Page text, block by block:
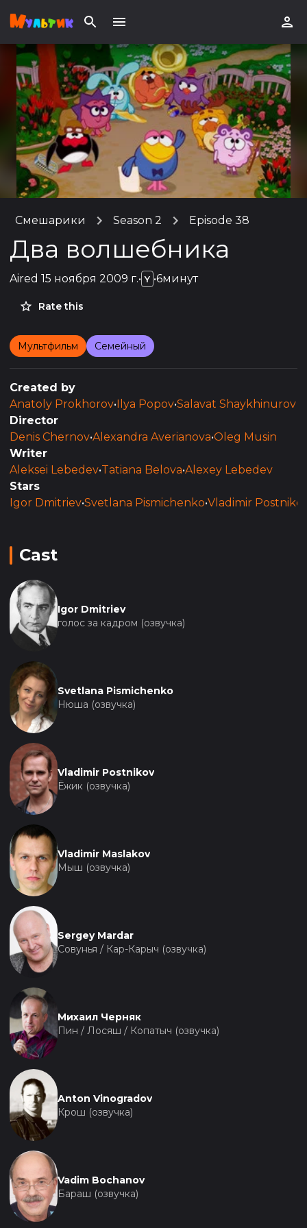
Смешарики Season 2 Episode 38
Два волшебника
Aired 15 ноября 2009 г.• Y •6минут
Rate this
Мультфильм Семейный
Created by
Anatoly Prokhorov• Ilya Popov•Salavat Shaykhinurov
Director
Denis Chernov•Alexandra Averianova•Oleg Musin
Writer
Aleksei Lebedev•Tatiana Belova•Alexey Lebedev
Stars
Igor Dmitriev•Svetlana Pismichenko•Vladimir
Cast
Igor Dmitriev
голос за кадром (озвучка)
Svetlana Pismichenko
Нюша (озвучка)
Vladimir Postnikov
Ёжик (озвучка)
Vladimir Maslakov
Мыш (озвучка)
Sergey Mardar
Совунья / Кар-Карыч (озвучка)
Михаил Черняк
Пин / Лосяш / Копатыч (озвучка)
Anton Vinogradov
Крош (озвучка)
Vadim Bochanov
Бараш (озвучка)